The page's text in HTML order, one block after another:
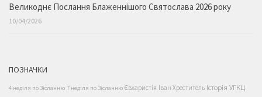
Великоднє Послання Блаженнішого Святослава 2026 року
10/04/2026
ПОЗНАЧКИ
4 неділя по Зісланню 7 неділя по Зісланню Євхаристія Іван Хреститель Історія УГКЦ